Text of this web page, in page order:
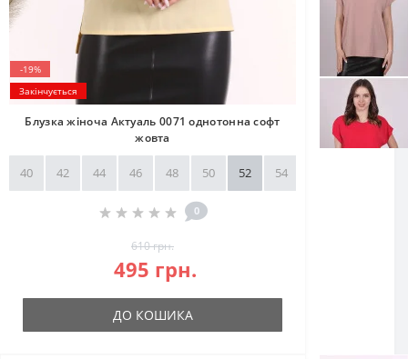
-19%
Закінчується
Блузка жіноча Актуаль 0071 однотонна софт
жовта
40 42 44 46 48 50 52 54
0
610 грн.
495 грн.
ДО КОШИКА